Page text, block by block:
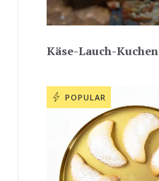
Käse-Lauch-Kuchen
POPULAR